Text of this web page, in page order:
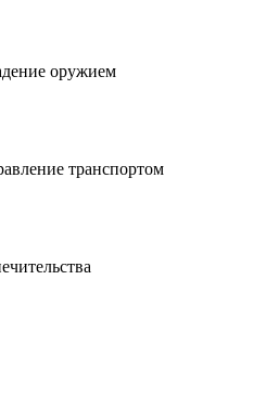
оружием
транспортом